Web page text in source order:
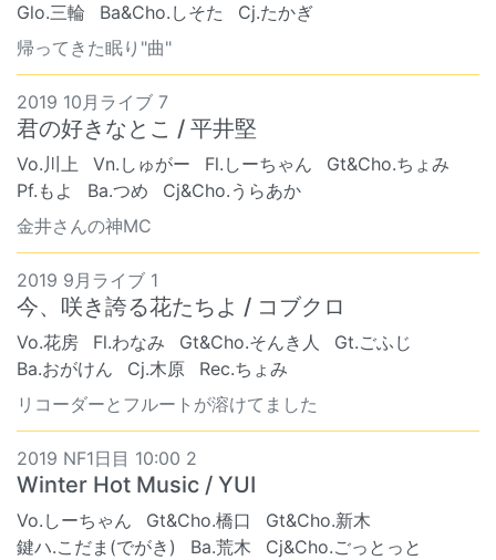
Glo.三輪
Ba&Cho.しそた
Cj.たかぎ
帰ってきた眠り"曲"
2019 10月ライブ 7
君の好きなとこ / 平井堅
Vo.川上 Vn.しゅがー Fl.しーちゃん
Gt&Cho.ちょみ
Pf.もよ
Ba.つめ
Cj&Cho.うらあか
金井さんの神MC
2019 9月ライブ 1
今、咲き誇る花たちよ / コブクロ
Vo.花房 Fl.わなみ Gt&Cho.そんき人
Gt.ごふじ
Ba.おがけん
Cj.木原
Rec.ちょみ
リコーダーとフルートが溶けてました
2019 NF1日目 10:00 2
Winter Hot Music / YUI
Vo.しーちゃん Gt&Cho.橋口
Gt&Cho.新木
鍵ハ.こだま(でがき)
Ba.荒木
Cj&Cho.ごっとっと